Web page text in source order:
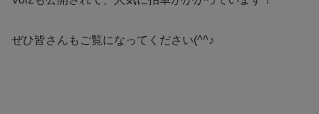
ぜひ皆さんもご覧になってください(^^♪